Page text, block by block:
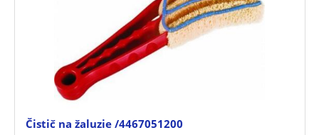
Čistič na žaluzie /4467051200